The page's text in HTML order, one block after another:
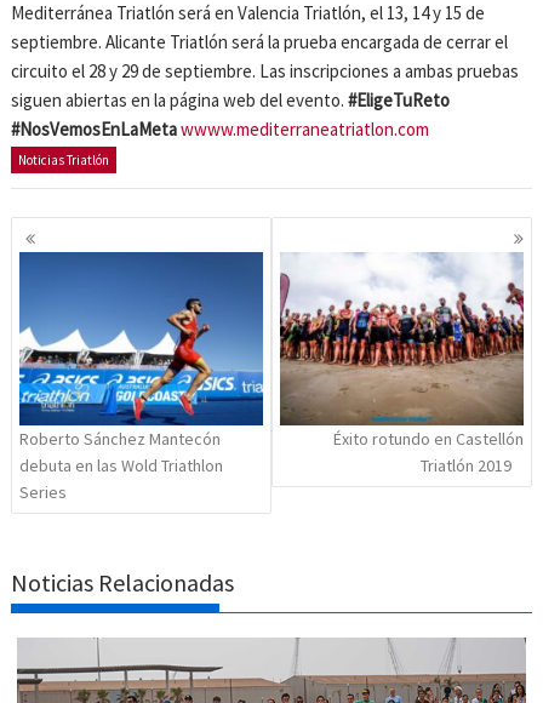
Mediterránea Triatlón será en Valencia Triatlón, el 13, 14 y 15 de
septiembre. Alicante Triatlón será la prueba encargada de cerrar el
circuito el 28 y 29 de septiembre. Las inscripciones a ambas pruebas
siguen abiertas en la página web del evento.#EligeTuReto
#NosVemosEnLaMetawwww.mediterraneatriatlon.com
Noticias Triatlón
Navegación
de
Roberto Sánchez Mantecón
debuta en las Wold Triathlon
Series
Éxito rotundo en Castellón
Triatlón 2019
Noticias Relacionadas